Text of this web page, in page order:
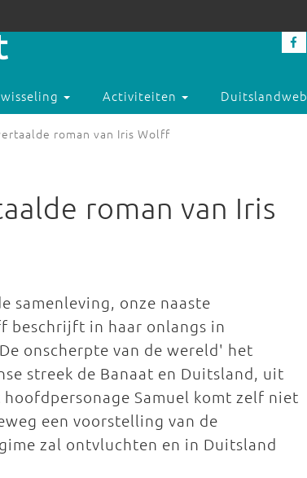
Activiteiten Duitslandweb
roman van Iris Wolff
roman van Iris
samenleving, onze naaste
beschrijft in haar onlangs in
onscherpte van de wereld' het
streek de Banaat en Duitsland, uit
Samuel komt zelf niet
een voorstelling van de
zal ontvluchten en in Duitsland